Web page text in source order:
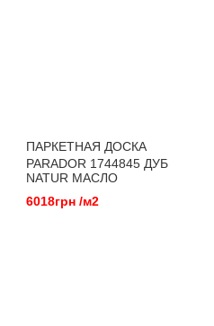
ПАРКЕТНАЯ ДОСКА
PARADOR 1744845 ДУБ
NATUR МАСЛО
6018грн /м2